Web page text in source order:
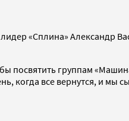
«Сплина» Александр
посвятить группам
когда все вернутся, и мы